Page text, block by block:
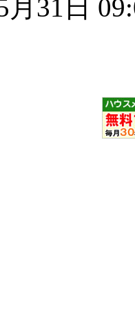
月31日